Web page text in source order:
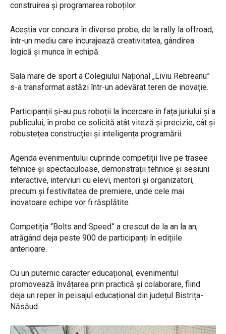
construirea și programarea roboților.
Aceștia vor concura în diverse probe, de la rally la offroad,
într-un mediu care încurajează creativitatea, gândirea
logică și munca în echipă.
Sala mare de sport a Colegiului Național „Liviu Rebreanu”
s-a transformat astăzi într-un adevărat teren de inovație.
Participanții și-au pus roboții la încercare în fața juriului și a
publicului, în probe ce solicită atât viteză și precizie, cât și
robustețea construcției și inteligența programării.
Agenda evenimentului cuprinde competiții live pe trasee
tehnice și spectaculoase, demonstrații tehnice și sesiuni
interactive, interviuri cu elevi, mentori și organizatori,
precum și festivitatea de premiere, unde cele mai
inovatoare echipe vor fi răsplătite.
Competiția “Bolts and Speed” a crescut de la an la an,
atrăgând deja peste 900 de participanți în edițiile
anterioare.
Cu un puternic caracter educațional, evenimentul
promovează învățarea prin practică și colaborare, fiind
deja un reper în peisajul educațional din județul Bistrița-
Năsăud.